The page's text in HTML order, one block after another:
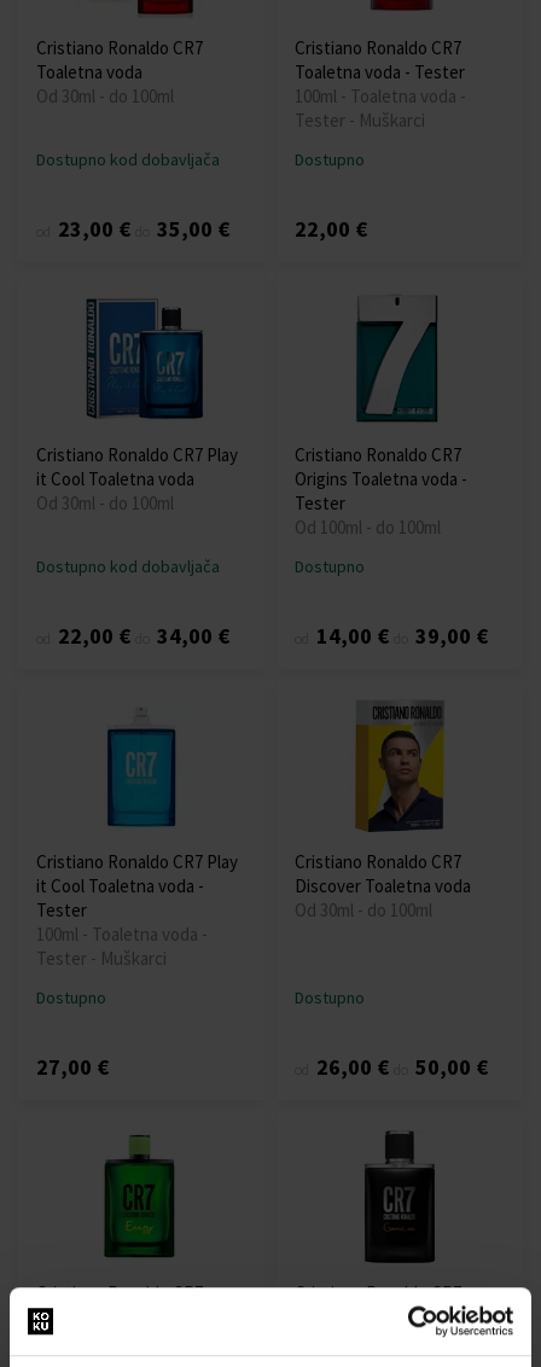
Cristiano Ronaldo CR7
Toaletna voda
Od 30ml - do 100ml
Dostupno kod dobavljača
23,00 € 35,00 €
Cristiano Ronaldo CR7
Toaletna voda - Tester
100ml - Toaletna voda -
Tester - Muškarci
Dostupno
22,00 €
Cristiano Ronaldo CR7 Play
it Cool Toaletna voda
Od 30ml - do 100ml
Dostupno kod dobavljača
22,00 € 34,00 €
Cristiano Ronaldo CR7
Origins Toaletna voda -
Tester
Od 100ml - do 100ml
Dostupno
14,00 € 39,00 €
Cristiano Ronaldo CR7 Play
it Cool Toaletna voda -
Tester
100ml - Toaletna voda -
Tester - Muškarci
Dostupno
27,00 €
Cristiano Ronaldo CR7
Discover Toaletna voda
Od 30ml - do 100ml
Dostupno
26,00 € 50,00 €
Cristiano Ronaldo CR7
Energy Toaletna voda -
Tester
Cristiano Ronaldo CR7
Game On Toaletna voda
100ml - Toaletne vode -